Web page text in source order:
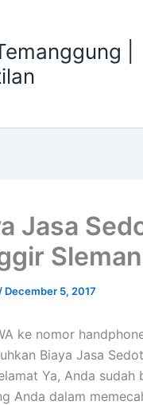
|
Jasa
/ December 5, 2017
ke nomor
Biaya Jasa
Ya, Anda
Anda dalam